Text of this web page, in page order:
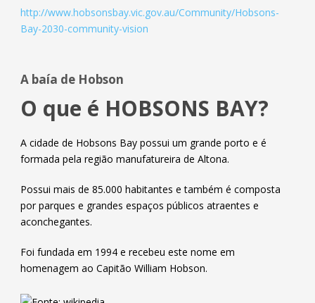
http://www.hobsonsbay.vic.gov.au/Community/Hobsons-
Bay-2030-community-vision
A baía de Hobson
O que é HOBSONS BAY?
A cidade de Hobsons Bay possui um grande porto e é
formada pela região manufatureira de Altona.
Possui mais de 85.000 habitantes e também é composta
por parques e grandes espaços públicos atraentes e
aconchegantes.
Foi fundada em 1994 e recebeu este nome em
homenagem ao Capitão William Hobson.